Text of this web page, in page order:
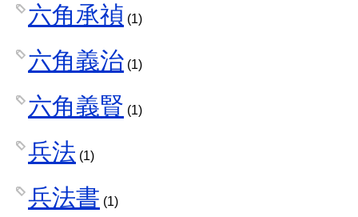
六角承禎 (1)
六角義治 (1)
六角義賢 (1)
兵法 (1)
兵法書 (1)